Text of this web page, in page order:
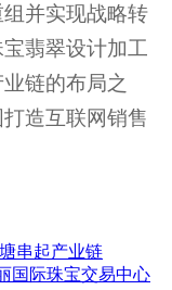
并实现战略转
翡翠设计加工
链的布局之
造互联网销售
串起产业链
国际珠宝交易中心